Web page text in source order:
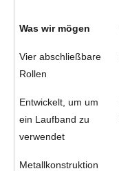
Was wir mögen
Vier abschließbare
Rollen
Entwickelt, um um
ein Laufband zu
verwendet
Metallkonstruktion